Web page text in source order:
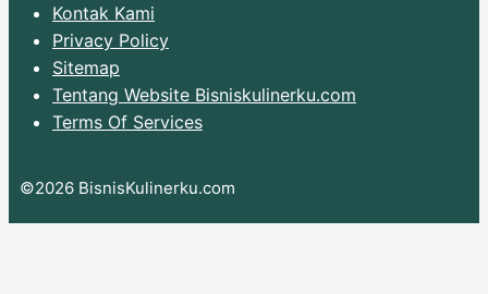
Kontak Kami
Privacy Policy
Sitemap
Tentang Website Bisniskulinerku.com
Terms Of Services
©2026 BisnisKulinerku.com